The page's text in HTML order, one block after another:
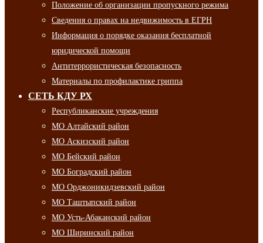
Положение об организации пропускного режима
Сведения о правах на недвижимость в ЕГРН
Информация о порядке оказания бесплатной
юридической помощи
Антитеррористическая безопасность
Материалы по профилактике гриппа
СЕТЬ КДУ РХ
Республиканские учреждения
МО Алтайский район
МО Аскизский район
МО Бейский район
МО Боградский район
МО Орджоникидзевский район
МО Таштыпский район
МО Усть-Абаканский район
МО Ширинский район